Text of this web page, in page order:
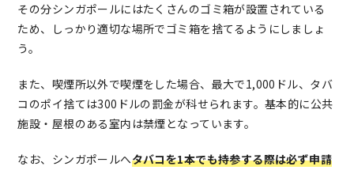
その分シンガポールにはたくさんのゴミ箱が設置されている
ため、しっかり適切な場所でゴミ箱を捨てるようにしましょ
う。
また、喫煙所以外で喫煙をした場合、最大で1,000ドル、タバ
コのポイ捨ては300ドルの罰金が科せられます。基本的に公共
施設・屋根のある室内は禁煙となっています。
なお、シンガポールへタバコを1本でも持参する際は必ず申請